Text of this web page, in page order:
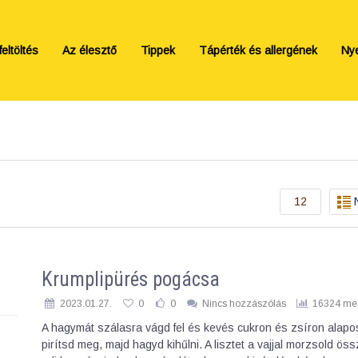
Az élesztő Tippek Tápérték és allergének
12
Krumplipürés pogácsa
2023.01.27. 0 0 Nincs hozzászólás 16324
A hagymát szálasra vágd fel és kevés cukron és zsíron
pirítsd meg, majd hagyd kihűlni. A lisztet a vajjal morzsold